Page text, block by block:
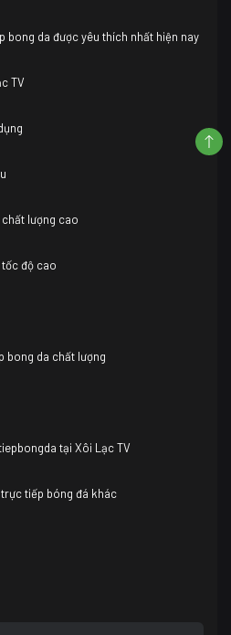
bong da được yêu thích nhất hiện nay
TV
lượng cao
độ cao
bong da chất lượng
tại Xôi Lạc TV
tiếp bóng đá khác